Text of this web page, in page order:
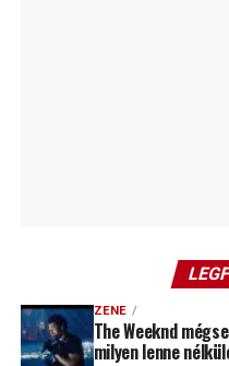
ZENE
The Weeknd
milyen lenne